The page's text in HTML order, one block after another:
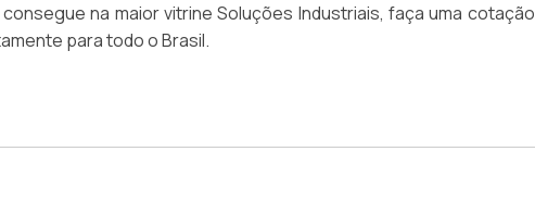
na maior vitrine Soluções Industriais, faça uma cotação
para todo o Brasil.